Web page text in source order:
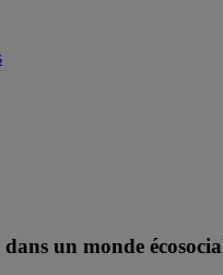
un monde